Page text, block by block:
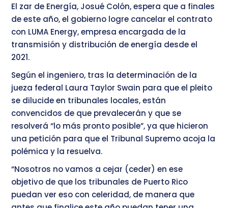
El zar de Energía, Josué Colón, espera que a finales
de este año, el gobierno logre cancelar el contrato
con LUMA Energy, empresa encargada de la
transmisión y distribución de energía desde el
2021.
Según el ingeniero, tras la determinación de la
jueza federal Laura Taylor Swain para que el pleito
se dilucide en tribunales locales, están
convencidos de que prevalecerán y que se
resolverá “lo más pronto posible”, ya que hicieron
una petición para que el Tribunal Supremo acoja la
polémica y la resuelva.
“Nosotros no vamos a cejar (ceder) en ese
objetivo de que los tribunales de Puerto Rico
puedan ver eso con celeridad, de manera que